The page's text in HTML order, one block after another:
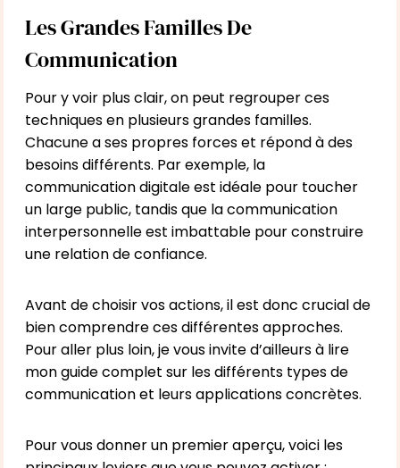
Les Grandes Familles De
Communication
Pour y voir plus clair, on peut regrouper ces
techniques en plusieurs grandes familles.
Chacune a ses propres forces et répond à des
besoins différents. Par exemple, la
communication digitale est idéale pour toucher
un large public, tandis que la communication
interpersonnelle est imbattable pour construire
une relation de confiance.
Avant de choisir vos actions, il est donc crucial de
bien comprendre ces différentes approches.
Pour aller plus loin, je vous invite d’ailleurs à lire
mon guide complet sur lesdifférents types de
communicationet leurs applications concrètes.
Pour vous donner un premier aperçu, voici les